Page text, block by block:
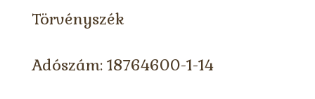
Törvényszék
Adószám: 18764600-1-14